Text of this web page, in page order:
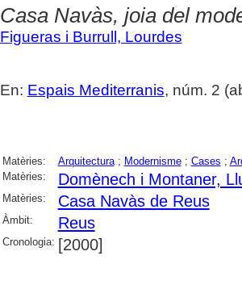
Casa Navàs, joia del
Figueras i Burrull, Lourdes
En: Espais Mediterranis, núm. 2
Matèries: Arquitectura; Modernisme; Cases ;
Matèries:
Domènech i Montaner,
Matèries: Casa Navàs de Reus
Àmbit: Reus
Cronologia: [2000]